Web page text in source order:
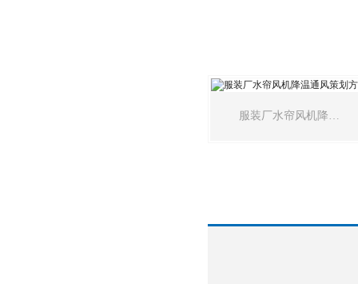
服装厂水帘风机降…